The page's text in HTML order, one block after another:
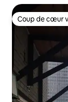
Coup de cœur
Coup de cœur